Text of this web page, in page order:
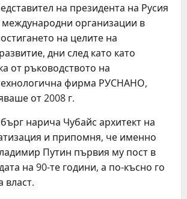
на президента на Русия
международни организации в
на целите на
дни след като като
от ръководството на
фирма РУСНАНО,
от 2008 г.
нарича Чубайс архитект на
и припомня, че именно
Путин първия му пост в
на 90-те години, а по-късно го
власт.